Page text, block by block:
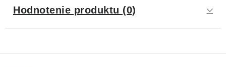
Hodnotenie produktu (0)